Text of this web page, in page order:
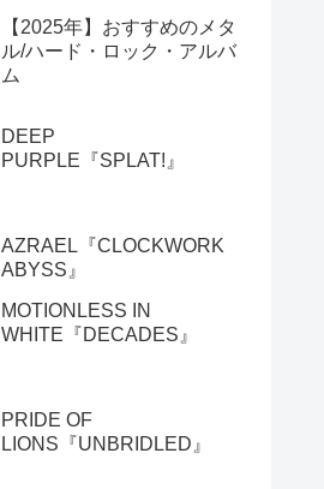
【2025年】おすすめのメタ
ル/ハード・ロック・アルバ
ム
DEEP
PURPLE『SPLAT!』
AZRAEL『CLOCKWORK
ABYSS』
MOTIONLESS IN
WHITE『DECADES』
PRIDE OF
LIONS『UNBRIDLED』